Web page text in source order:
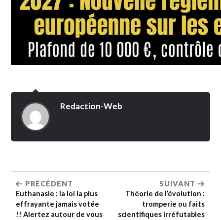
Redaction-Web
PRÉCÉDENT
Euthanasie : la loi la plus
effrayante jamais votée
!! Alertez autour de vous
SUIVANT
Théorie de l’évolution :
tromperie ou faits
scientifiques irréfutables